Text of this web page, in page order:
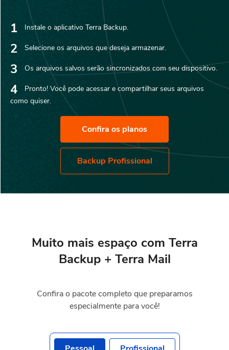
1 Instale o aplicativo Terra Backup.
2 Selecione os arquivos que deseja armazenar.
3 Os arquivos salvos serão sincronizados com seu dispositivo.
4
Pronto! Você pode acessar e compartilhar seus arquivos
como quiser.
Confira os planos
Backup Profissional
Muito mais espaço com Terra
Backup + Terra Mail
Confira o pacote completo que preparamos
especialmente para você!